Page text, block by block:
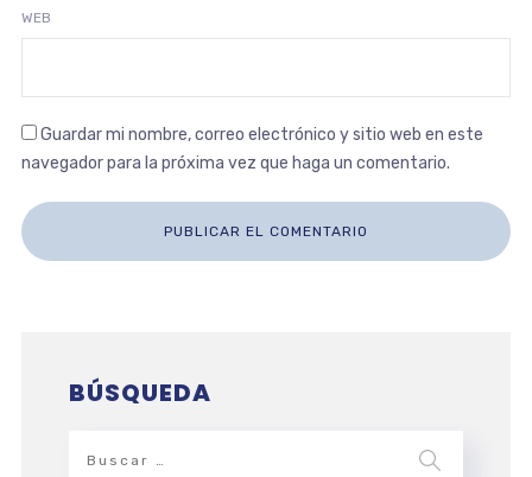
WEB
Guardar mi nombre, correo electrónico y sitio web en este
navegador para la próxima vez que haga un comentario.
BÚSQUEDA